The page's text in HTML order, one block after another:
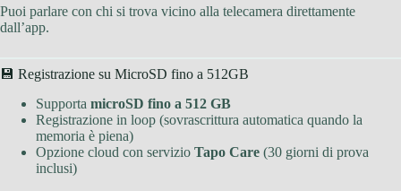
Puoi parlare con chi si trova vicino alla telecamera direttamente
dall’app.
💾 Registrazione su MicroSD fino a 512GB
Supporta microSD fino a 512 GB
Registrazione in loop (sovrascrittura automatica quando la
memoria è piena)
Opzione cloud con servizio Tapo Care (30 giorni di prova
inclusi)